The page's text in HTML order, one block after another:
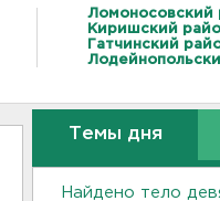
Ломоносовский
Киришский
Гатчинский
Темы дня
Найдено тело